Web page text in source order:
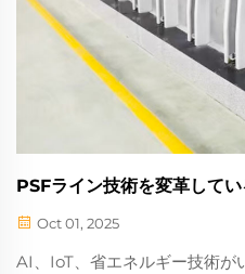
PSFライン技術を変革して
Oct 01, 2025
AI、IoT、省エネルギー技術が